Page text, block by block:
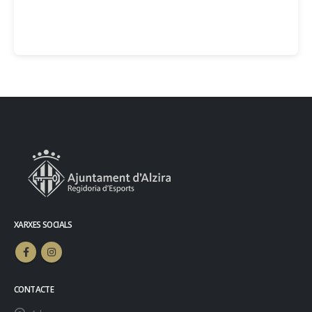
XARXES SOCIALS
CONTACTE